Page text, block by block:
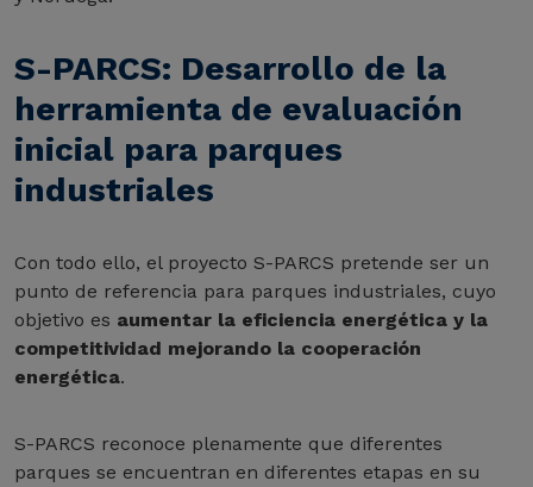
S-PARCS: Desarrollo de la
herramienta de evaluación
inicial para parques
industriales
Con todo ello, el proyecto S-PARCS pretende ser un
punto de referencia para parques industriales, cuyo
objetivo es aumentar la eficiencia energética y la
competitividad mejorando la cooperación
energética.
S-PARCS reconoce plenamente que diferentes
parques se encuentran en diferentes etapas en su